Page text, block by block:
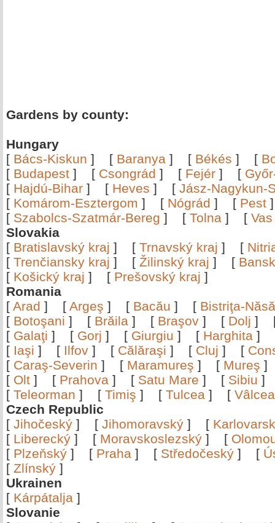
Gardens by county:
Hungary
[ Bács-Kiskun ] [ Baranya ] [ Békés ] [
[ Budapest ] [ Csongrád ] [ Fejér ] [
[ Hajdú-Bihar ] [ Heves ] [ Jász-Nagykun-
[ Komárom-Esztergom ] [ Nógrád ] [ Pest
[ Szabolcs-Szatmár-Bereg ] [ Tolna ] [ Vas
Slovakia
[ Bratislavský kraj ] [ Trnavský kraj ] [
[ Trenčiansky kraj ] [ Žilinský kraj ] [
[ Košický kraj ] [ Prešovský kraj ]
Romania
[ Arad ] [ Argeş ] [ Bacău ] [ Bistriţa-
[ Botoşani ] [ Brăila ] [ Braşov ] [ Dolj ]
[ Galaţi ] [ Gorj ] [ Giurgiu ] [ Harghita ]
[ Iaşi ] [ Ilfov ] [ Călăraşi ] [ Cluj ] [
[ Caraş-Severin ] [ Maramureş ] [ Mureş
[ Olt ] [ Prahova ] [ Satu Mare ] [ Sibiu
[ Teleorman ] [ Timiş ] [ Tulcea ] [
Czech Republic
[ Jihočeský ] [ Jihomoravský ] [
[ Liberecký ] [ Moravskoslezský ] [
[ Plzeňský ] [ Praha ] [ Středočeský ] [
[ Zlínský ]
Ukrainen
[ Kárpátalja ]
Slovanie